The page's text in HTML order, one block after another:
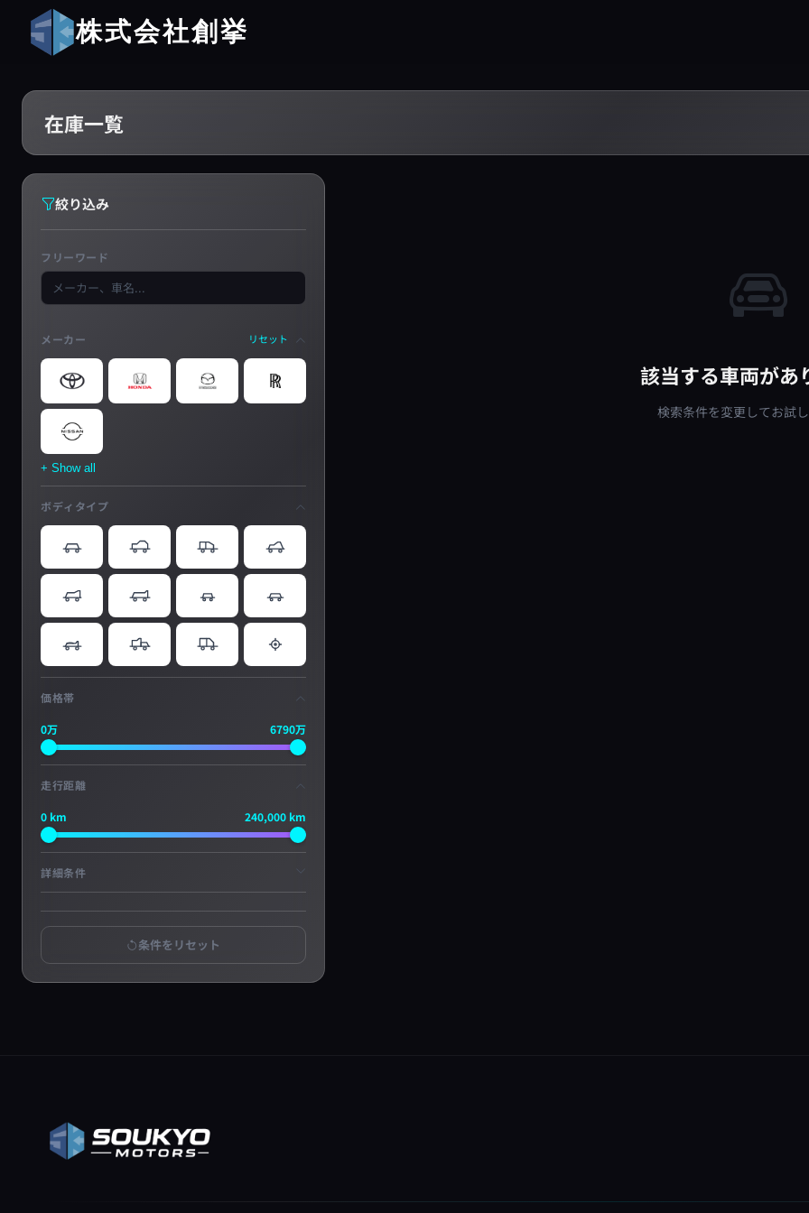
株式会社創挙
在庫一覧
絞り込み
フリーワード
メーカー リセット
+ Show all
ボディタイプ
価格帯
0万 6790万
走行距離
0 km 240,000 km
詳細条件
~
条件をリセット
該当する車両があ
検索条件を変更してお試